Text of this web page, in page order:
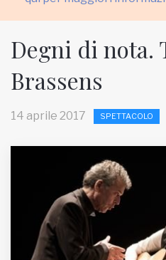
HOME
Inviateci le vostre segnalazioni
Iscriviti alla newsletter
Degni di nota.
Brassens
14 aprile 2017 SPETTACOLO